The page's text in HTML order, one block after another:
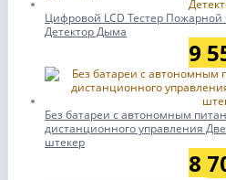
Цифровой LCD Тестер
Детектор Дыма
9
Без батареи с автономным
дистанционного управления
штекер
8